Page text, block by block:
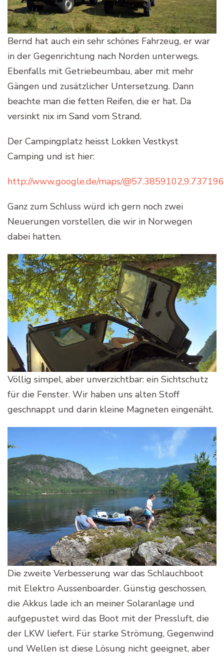
Bernd hat auch ein sehr schönes Fahrzeug, er war
in der Gegenrichtung nach Norden unterwegs.
Ebenfalls mit Getriebeumbau, aber mit mehr
Gängen und zusätzlicher Untersetzung. Dann
beachte man die fetten Reifen, die er hat. Da
versinkt nix im Sand vom Strand.
Der Campingplatz heisst Lokken Vestkyst
Camping und ist hier:
http://www.google.de/maps/
Ganz zum Schluss würd ich gern noch zwei
Neuerungen vorstellen, die wir in Norwegen
dabei hatten.
Völlig simpel, aber unverzichtbar: ein Sichtschutz
für die Fenster. Wir haben uns alten Stoff
geschnappt und darin kleine Magneten eingenäht.
Die zweite Verbesserung war das Schlauchboot
mit Elektro Aussenboarder. Günstig geschossen,
die Akkus lade ich an meiner Solaranlage und
aufgepustet wird das Boot mit der Pressluft, die
der LKW liefert. Für starke Strömung, Gegenwind
und Wellen ist diese Lösung nicht geeignet, aber